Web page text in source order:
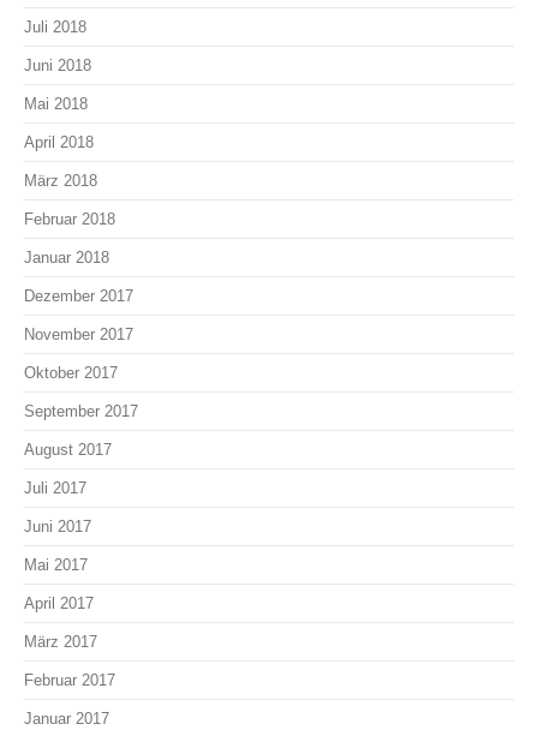
Juli 2018
Juni 2018
Mai 2018
April 2018
März 2018
Februar 2018
Januar 2018
Dezember 2017
November 2017
Oktober 2017
September 2017
August 2017
Juli 2017
Juni 2017
Mai 2017
April 2017
März 2017
Februar 2017
Januar 2017